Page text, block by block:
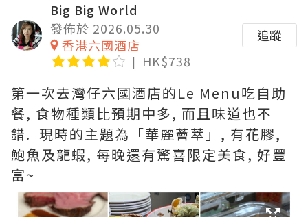
Big Big World
發佈於 2026.05.30
香港六國酒店
HK$738
追蹤
第一次去灣仔六國酒店的Le Menu吃自助
餐, 食物種類比預期中多, 而且味道也不
錯. 現時的主題為「華麗薈萃」, 有花膠,
鮑魚及龍蝦, 每晚還有驚喜限定美食, 好豐
富~